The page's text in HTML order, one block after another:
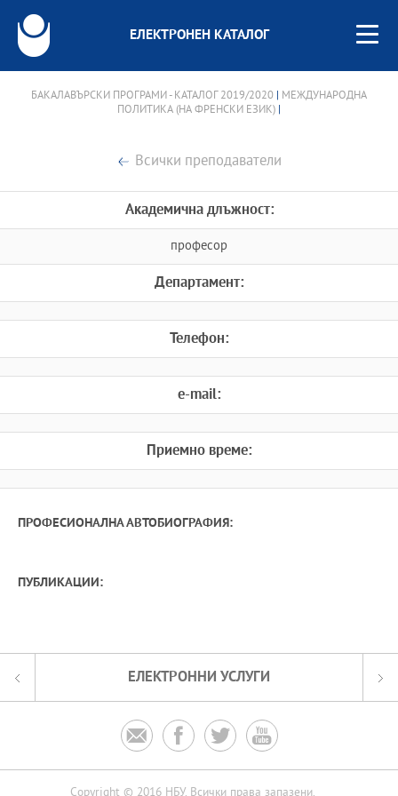
ЕЛЕКТРОНЕН КАТАЛОГ
БАКАЛАВЪРСКИ ПРОГРАМИ - КАТАЛОГ 2019/2020
МЕЖДУНАРОДНА
ПОЛИТИКА (НА ФРЕНСКИ ЕЗИК)
Всички преподаватели
Академична длъжност:
професор
Департамент:
Телефон:
e-mail:
Приемно време:
ПРОФЕСИОНАЛНА АВТОБИОГРАФИЯ:
ПУБЛИКАЦИИ:
ЕЛЕКТРОННИ УСЛУГИ
   